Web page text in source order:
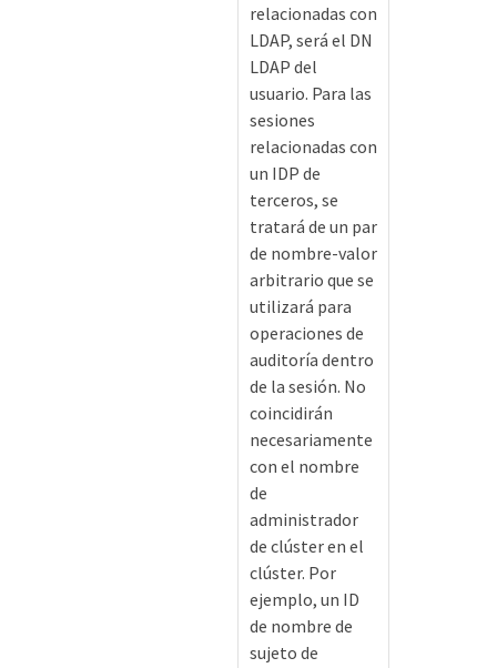
relacionadas con
LDAP, será el DN
LDAP del
usuario. Para las
sesiones
relacionadas con
un IDP de
terceros, se
tratará de un par
de nombre-valor
arbitrario que se
utilizará para
operaciones de
auditoría dentro
de la sesión. No
coincidirán
necesariamente
con el nombre
de
administrador
de clúster en el
clúster. Por
ejemplo, un ID
de nombre de
sujeto de